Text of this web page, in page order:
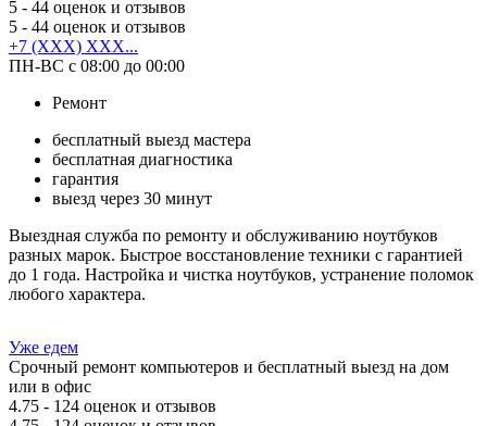
5 - 44 оценок и отзывов
5 - 44 оценок и отзывов
+7 (XXX) XXX...
ПН-ВС с 08:00 до 00:00
Ремонт
бесплатный выезд мастера
бесплатная диагностика
гарантия
выезд через 30 минут
Выездная служба по ремонту и обслуживанию ноутбуков
разных марок. Быстрое восстановление техники с гарантией
до 1 года. Настройка и чистка ноутбуков, устранение поломок
любого характера.
Уже едем
Срочный ремонт компьютеров и бесплатный выезд на дом
или в офис
4.75 - 124 оценок и отзывов